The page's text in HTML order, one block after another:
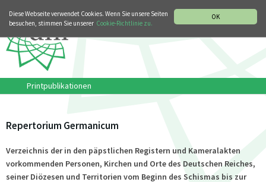
OK
Diese Webseite verwendet Cookies. Wenn Sie unsere Seiten
besuchen, stimmen Sie unserer Cookie-Richtlinie zu.
Printpublikationen
Repertorium Germanicum
Verzeichnis der in den päpstlichen Registern und Kameralakten
vorkommenden Personen, Kirchen und Orte des Deutschen Reiches,
seiner Diözesen und Territorien vom Beginn des Schismas bis zur